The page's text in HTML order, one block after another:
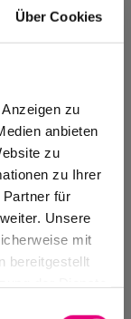
Über Cookies
zu
anbieten
zu
zu Ihrer
für
Unsere
mit
bereitgestellt